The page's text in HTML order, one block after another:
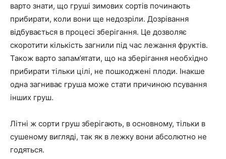
варто знати, що груші зимових сортів починають
прибирати, коли вони ще недозріли. Дозрівання
відбувається в процесі зберігання. Це дозволяє
скоротити кількість загнили під час лежання фруктів.
Також варто запам’ятати, що на зберігання необхідно
прибирати тільки цілі, не пошкоджені плоди. Інакше
одна загниває груша може стати причиною псування
інших груш.
Літні ж сорти груш зберігають, в основному, тільки в
сушеному вигляді, так як в лежку вони абсолютно не
годяться.